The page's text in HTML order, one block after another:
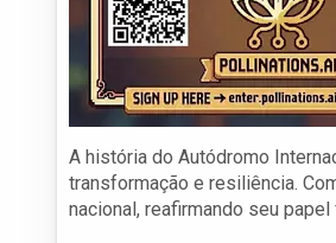
A história do Autódromo
transformação e resiliência.
nacional, reafirmando seu